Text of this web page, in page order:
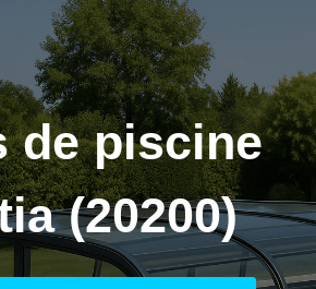
de piscine
(20200)